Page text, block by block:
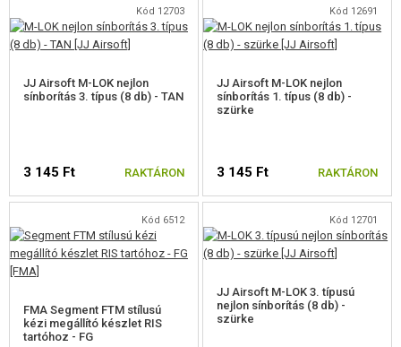
Kód 12703
JJ Airsoft M-LOK nejlon
sínborítás 3. típus (8 db) - TAN
3 145 Ft RAKTÁRON
Kód 12691
JJ Airsoft M-LOK nejlon
sínborítás 1. típus (8 db) -
szürke
3 145 Ft RAKTÁRON
Kód 6512
FMA Segment FTM stílusú
kézi megállító készlet RIS
tartóhoz - FG
Kód 12701
JJ Airsoft M-LOK 3. típusú
nejlon sínborítás (8 db) -
szürke